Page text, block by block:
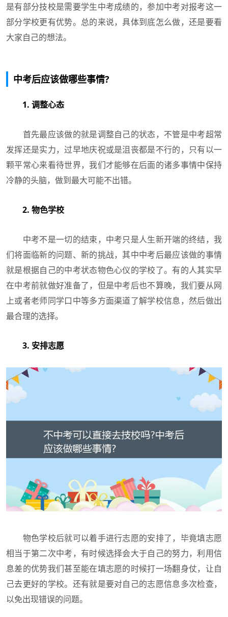
是有部分技校是需要学生中考成绩的，参加中考对报考这一
部分学校更有优势。总的来说，具体到底怎么做，还是要看
大家自己的想法。
中考后应该做哪些事情?
1. 调整心态
首先最应该做的就是调整自己的状态，不管是中考超常
发挥还是实力，过早地庆祝或是沮丧都是不行的，只有以一
颗平常心来看待世界，我们才能够在后面的诸多事情中保持
冷静的头脑，做到最大可能不出错。
2. 物色学校
中考不是一切的结束，中考只是人生新开端的终结，我
们将面临新的问题、新的挑战，其中中考后最应该做的事情
就是根据自己的中考状态物色心仪的学校了。有的人其实早
在中考前就做好准备了，但是中考后也不算晚，我们要从网
上或者老师同学口中等多方面渠道了解学校信息，然后做出
最合理的选择。
3. 安排志愿
物色学校后就可以着手进行志愿的安排了，毕竟填志愿
相当于第二次中考，有时候选择会大于自己的努力，利用信
息差的优势我们甚至能在填志愿的时候打一场翻身仗，让自
己去更好的学校。还有就是要对自己的志愿信息多次检查，
以免出现错误的问题。